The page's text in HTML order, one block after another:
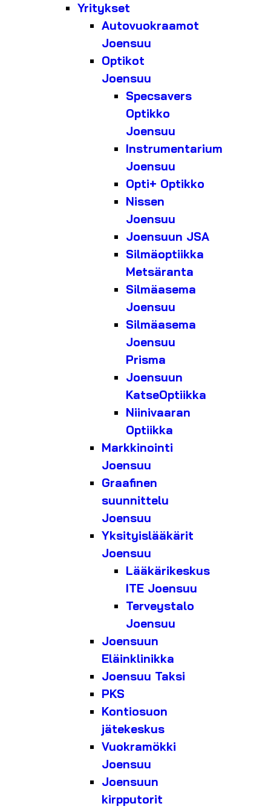
Yritykset
Autovuokraamot
Joensuu
Optikot
Joensuu
Specsavers
Optikko
Joensuu
Instrumentarium
Joensuu
Opti+ Optikko
Nissen
Joensuu
Joensuun JSA
Silmäoptiikka
Metsäranta
Silmäasema
Joensuu
Silmäasema
Joensuu
Prisma
Joensuun
KatseOptiikka
Niinivaaran
Optiikka
Markkinointi
Joensuu
Graafinen
suunnittelu
Joensuu
Yksityislääkärit
Joensuu
Lääkärikeskus
ITE Joensuu
Terveystalo
Joensuu
Joensuun
Eläinklinikka
Joensuu Taksi
PKS
Kontiosuon
jätekeskus
Vuokramökki
Joensuu
Joensuun
kirpputorit